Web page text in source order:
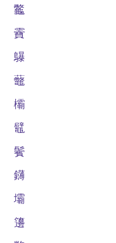
龞
靌
鸔
虌
欛
鼊
鬢
鑮
壩
籩